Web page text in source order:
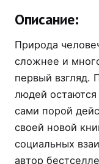
Описание:
Природа
сложнее и
первый взгляд.
людей
сами порой
своей новой
социальных
автор